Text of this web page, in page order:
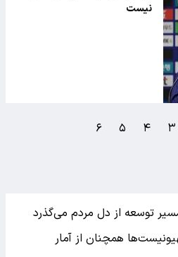
نیست
۳ ۴ ۵ ۶
توسعه از دل مردم می‌گذرد
همچنان از آمار